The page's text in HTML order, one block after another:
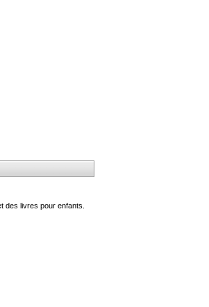
des livres pour enfants.